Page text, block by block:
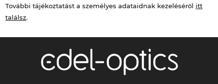
További tájékoztatást a személyes adataidnak kezeléséről itt
találsz.